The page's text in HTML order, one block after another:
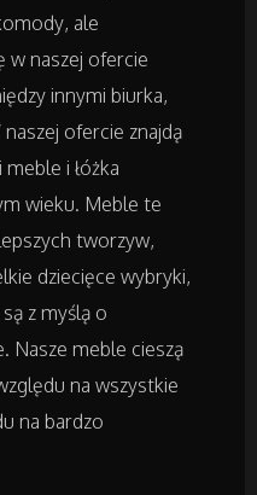
ale
w naszej ofercie
innymi biurka,
naszej ofercie znajdą
i łóżka
wieku. Meble te
tworzyw,
dziecięce wybryki,
z myślą o
Nasze meble cieszą
na wszystkie
na bardzo